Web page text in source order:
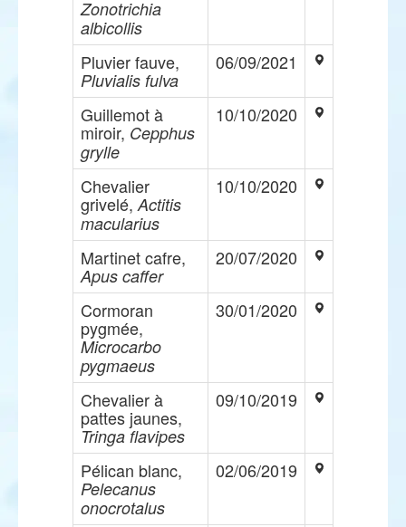
Zonotrichia
albicollis
Pluvier fauve,
Pluvialis fulva
06/09/2021
Guillemot à
miroir, Cepphus
grylle
10/10/2020
Chevalier
grivelé, Actitis
macularius
10/10/2020
Martinet cafre,
Apus caffer
20/07/2020
Cormoran
pygmée,
Microcarbo
pygmaeus
30/01/2020
Chevalier à
pattes jaunes,
Tringa flavipes
09/10/2019
Pélican blanc,
Pelecanus
onocrotalus
02/06/2019